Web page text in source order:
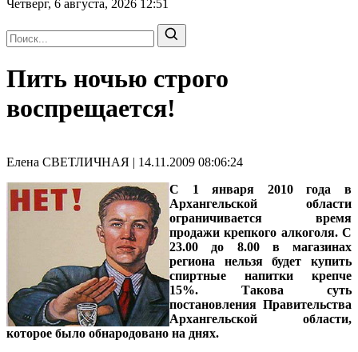
Четверг, 6 августа, 2026 12:51
Пить ночью строго
воспрещается!
Елена СВЕТЛИЧНАЯ | 14.11.2009 08:06:24
С 1 января 2010 года в
Архангельской области
ограничивается время
продажи крепкого алкоголя. С
23.00 до 8.00 в магазинах
региона нельзя будет купить
спиртные напитки крепче
15%. Такова суть
постановления Правительства
Архангельской области,
которое было обнародовано на днях.